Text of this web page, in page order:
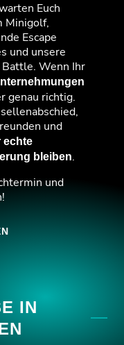
Euch
Minigolf,
Escape
und unsere
Wenn Ihr
genau richtig.
und
echte
bleiben.
und
IN